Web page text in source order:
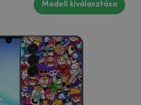
Modell kiválasztása